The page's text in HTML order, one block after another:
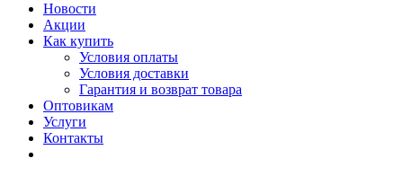
Новости
Акции
Как купить
Условия оплаты
Условия доставки
Гарантия и возврат товара
Оптовикам
Услуги
Контакты